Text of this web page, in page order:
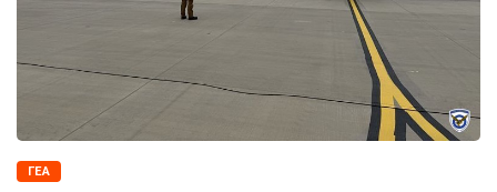
ΓΕΑ